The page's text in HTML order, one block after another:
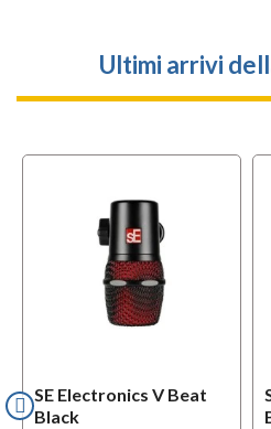
Ultimi arrivi
SE Electronics V Beat
Black